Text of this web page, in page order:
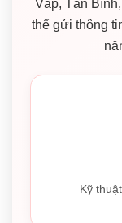
Vấp, Tân
thể gửi thông
Kỹ